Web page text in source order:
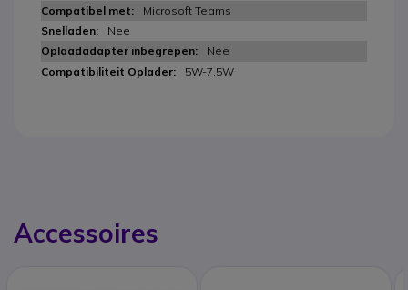
Microsoft Teams
Nee
Nee
5W-7.5W
Accessoires